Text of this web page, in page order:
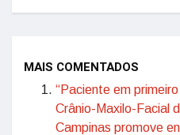
MAIS COMENTADOS
“Paciente em
Crânio-Maxilo-Facial
Campinas promove